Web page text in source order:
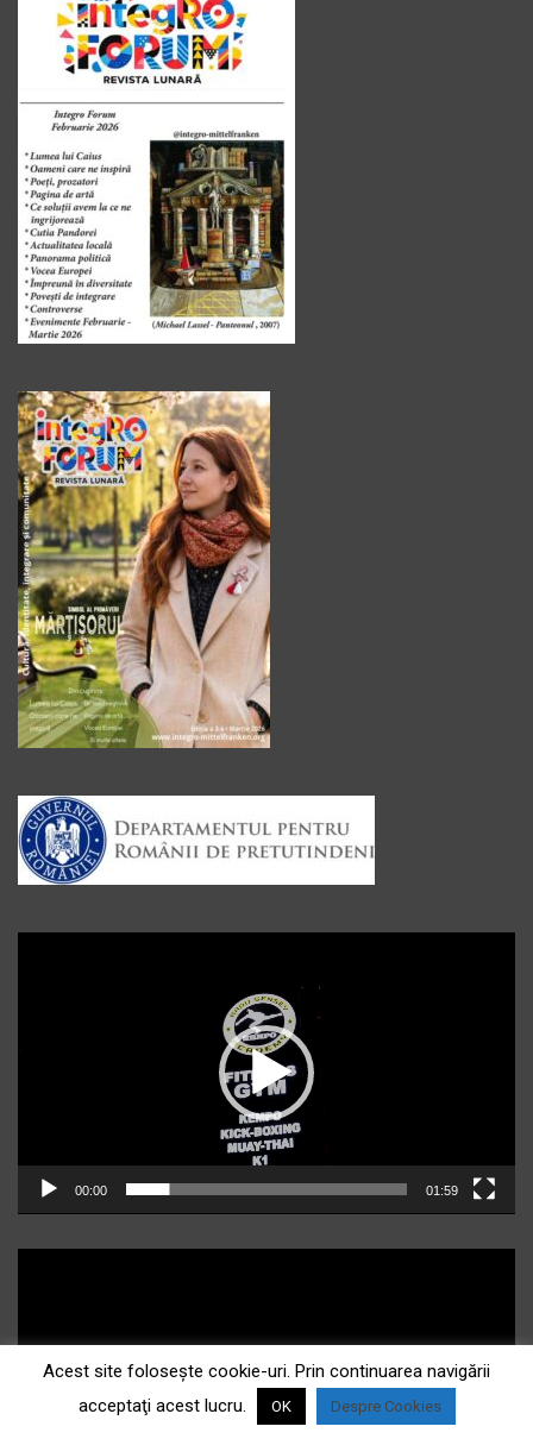
00:00 01:59
Acest site foloseşte cookie-uri. Prin continuarea navigării
acceptaţi acest lucru.
OK Despre Cookies